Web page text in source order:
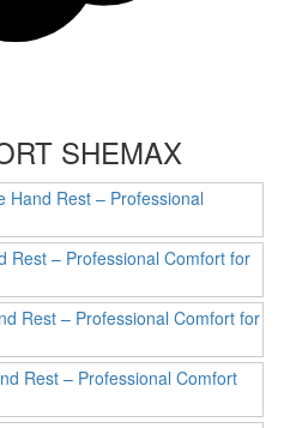
SHEMAX